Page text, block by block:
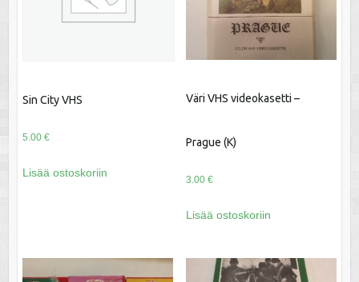
Sin City VHS
5.00 €
Lisää ostoskoriin
Väri VHS videokasetti –
Prague (K)
3.00 €
Lisää ostoskoriin